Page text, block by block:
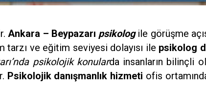
Ankara – Beypazarı psikologile görüşme
tarzı ve eğitim seviyesi dolayısı ile psikolog
psikolojik konularda insanların bilinçli
Psikolojik danışmanlık hizmeti ofis